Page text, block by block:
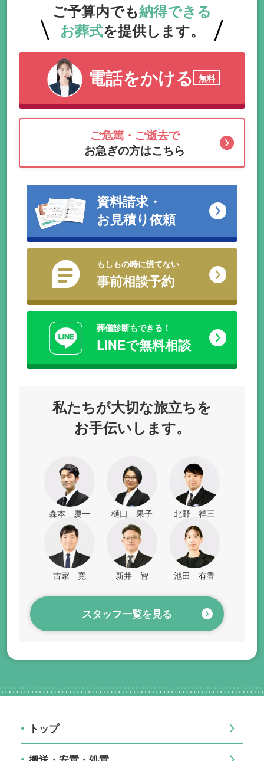
ご予算内でも納得できる
お葬式を提供します。
電話をかける 無料
ご危篤・ご逝去で
お急ぎの方はこちら
資料請求・
お見積り依頼
もしもの時に慌てない
事前相談予約
葬儀診断もできる！
LINEで無料相談
私たちが大切な旅立ちを
お手伝いします。
森本 慶一 樋口 果子 北野 祥三
古家 寛 新井 智 池田 有香
スタッフ一覧を見る
トップ